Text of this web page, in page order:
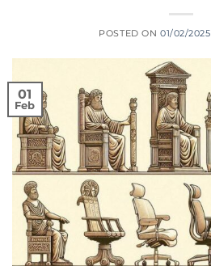
POSTED ON 01/02/2025
01
Feb